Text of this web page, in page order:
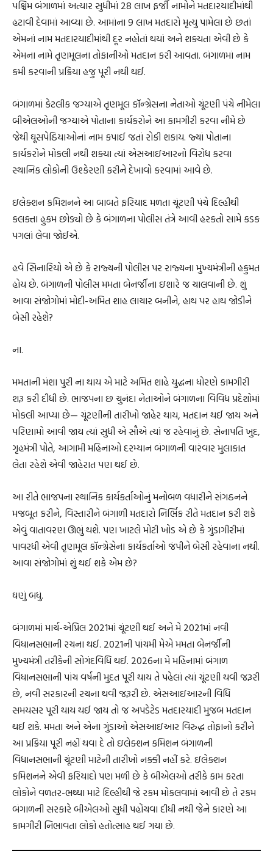
પશ્ચિમ બંગાળમાં અત્યાર સુધીમાં 28 લાખ ફર્જી નામોને મતદારયાદીમાંથી
હટાવી દેવામાં આવ્યા છે. આમાંના 9 લાખ મતદારો મૃત્યુ પામેલા છે છતાં
એમનાં નામ મતદારયાદીમાંથી દૂર નહોતાં થયાં અને શક્યતા એવી છે કે
એમના નામે તૃણમૂલના તોફાનીઓ મતદાન કરી આવતા. બંગાળમાં નામ
કમી કરવાની પ્રક્રિયા હજુ પૂરી નથી થઈ.
બંગાળમાં કેટલીક જગ્યાએ તૃણમૂલ કૉન્ગ્રેસના નેતાઓ ચૂંટણી પંચે નીમેલા
બીએલઓની જગ્યાએ પોતાના કાર્યકરોને આ કામગીરી કરવા નીમે છે
જેથી ઘૂસપેઠિયાઓનાં નામ કપાઈ જતાં રોકી શકાય. જ્યાં પોતાના
કાર્યકરોને મોકલી નથી શક્યા ત્યાં એસઆઇઆરનો વિરોધ કરવા
સ્થાનિક લોકોની ઉશ્કેરણી કરીને દેખાવો કરવામાં આવે છે.
ઇલેક્શન કમિશનને આ બાબતે ફરિયાદ મળતા ચૂંટણી પંચે દિલ્હીથી
કલકત્તા હુકમ છોડ્યો છે કે બંગાળના પોલીસ તંત્રે આવી હરકતો સામે કડક
પગલાં લેવા જોઈએ.
હવે સિનારિયો એ છે કે રાજ્યની પોલીસ પર રાજ્યના મુખ્યમંત્રીની હકુમત
હોય છે. બંગાળની પોલીસ મમતા બેનર્જીના ઇશારે જ ચાલવાની છે. શું
આવા સંજોગોમાં મોદી-અમિત શાહ લાચાર બનીને, હાથ પર હાથ જોડીને
બેસી રહેશે?
ના.
મમતાની મંશા પુરી ના થાય એ માટે અમિત શાહે યુદ્ધના ધોરણે કામગીરી
શરૂ કરી દીધી છે. ભાજપના છ ચુનંદા નેતાઓને બંગાળના વિવિધ પ્રદેશોમાં
મોકલી આપ્યા છે— ચૂંટણીની તારીખો જાહેર થાય, મતદાન થઈ જાય અને
પરિણામો આવી જાય ત્યાં સુધી એ સૌએ ત્યાં જ રહેવાનું છે. સેનાપતિ ખુદ,
ગૃહમંત્રી પોતે, આગામી મહિનાઓ દરમ્યાન બંગાળની વારંવાર મુલાકાત
લેતા રહેશે એવી જાહેરાત પણ થઈ છે.
આ રીતે ભાજપના સ્થાનિક કાર્યકર્તાઓનું મનોબળ વધારીને સંગઠનને
મજબૂત કરીને, વિસ્તારીને બંગાળી મતદારો નિર્ભિક રીતે મતદાન કરી શકે
એવું વાતાવરણ ઊભું થશે. પણ ખાટલે મોટી ખોડ એ છે કે ગુંડાગીરીમાં
પાવરધી એવી તૃણમૂલ કૉન્ગ્રેસેના કાર્યકર્તાઓ જંપીને બેસી રહેવાના નથી.
આવા સંજોગોમાં શું થઈ શકે એમ છે?
ઘણું બધું.
બંગાળમાં માર્ચ-એપ્રિલ 2021માં ચૂંટણી થઈ અને મે 2021માં નવી
વિધાનસભાની રચના થઈ. 2021ની પાંચમી મેએ મમતા બેનર્જીની
મુખ્યમંત્રી તરીકેની સોગંદવિધિ થઈ. 2026ના મે મહિનામાં બંગાળ
વિધાનસભાની પાંચ વર્ષની મુદત પૂરી થાય તે પહેલાં ત્યાં ચૂંટણી થવી જરૂરી
છે, નવી સરકારની રચના થવી જરૂરી છે. એસઆઇઆરની વિધિ
સમયસર પૂરી થાય થઈ જાય તો જ અપડેટેડ મતદારયાદી મુજબ મતદાન
થઈ શકે. મમતા અને એના ગુંડાઓ એસઆઇઆર વિરુદ્ધ તોફાનો કરીને
આ પ્રક્રિયા પૂરી નહીં થવા દે તો ઇલેક્શન કમિશન બંગાળની
વિધાનસભાની ચૂંટણી માટેની તારીખો નક્કી નહીં કરે. ઇલેક્શન
કમિશનને એવી ફરિયાદો પણ મળી છે કે બીએલઓ તરીકે કામ કરતા
લોકોને વળતર-ભથ્થા માટે દિલ્હીથી જે રકમ મોકલવામાં આવી છે તે રકમ
બંગાળની સરકારે બીએલઓ સુધી પહોંચવા દીધી નથી જેને કારણે આ
કામગીરી નિભાવતા લોકો હતોત્સાહ થઈ ગયા છે.